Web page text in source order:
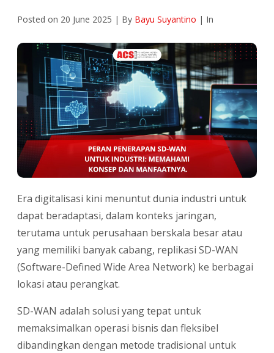
Posted on 20 June 2025 | By Bayu Suyantino | In
Era digitalisasi kini menuntut dunia industri untuk
dapat beradaptasi, dalam konteks jaringan,
terutama untuk perusahaan berskala besar atau
yang memiliki banyak cabang, replikasi SD-WAN
(Software-Defined Wide Area Network) ke berbagai
lokasi atau perangkat.
SD-WAN adalah solusi yang tepat untuk
memaksimalkan operasi bisnis dan fleksibel
dibandingkan dengan metode tradisional untuk